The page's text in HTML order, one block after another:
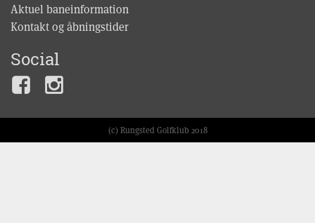
Aktuel baneinformation
Kontakt og åbningstider
Social
(c) Rungsted Golfklub 2018